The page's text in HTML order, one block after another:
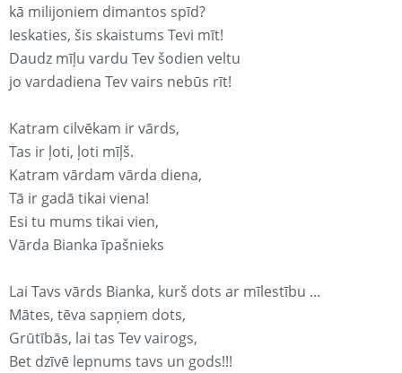
kā milijoniem dimantos spīd?
Ieskaties, šis skaistums Tevi mīt!
Daudz mīļu vardu Tev šodien veltu
jo vardadiena Tev vairs nebūs rīt!
Katram cilvēkam ir vārds,
Tas ir ļoti, ļoti mīļš.
Katram vārdam vārda diena,
Tā ir gadā tikai viena!
Esi tu mums tikai vien,
Vārda Bianka īpašnieks
Lai Tavs vārds Bianka, kurš dots ar mīlestību ...
Mātes, tēva sapņiem dots,
Grūtībās, lai tas Tev vairogs,
Bet dzīvē lepnums tavs un gods!!!